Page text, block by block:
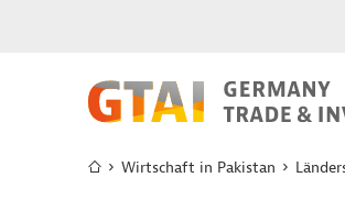
Wirtschaft in Pakistan